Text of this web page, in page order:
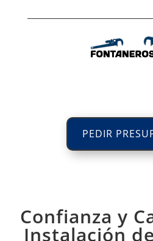
PEDIR
Confianza y
Instalación